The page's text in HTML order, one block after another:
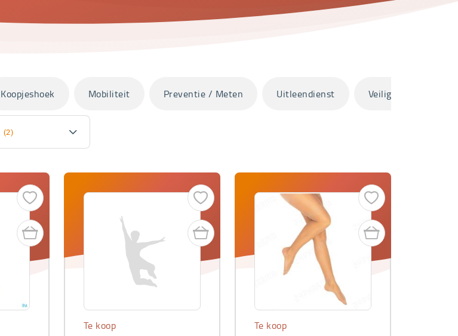
(2)
Koopjeshoek Mobiliteit Preventie / Meten Uitleendienst Veilig onderweg
Te koop Te koop